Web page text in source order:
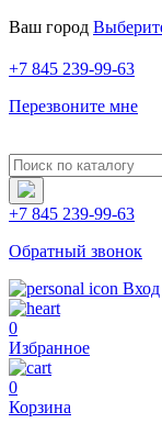
Ваш город
+7 845 239-99-63
Перезвоните мне
+7 845 239-99-63
Обратный звонок
Вход
0
Избранное
0
Корзина